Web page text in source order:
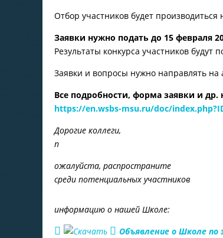
Отбор участников будет производиться
Заявки нужно подать до 15 февраля
Результаты конкурса участников будут
Заявки и вопросы нужно направлять на
Все подробности, форма заявки и др.
https://en.wsbs-msu.ru/doc/
Дорогие коллеги,
п
ожалуйста, распространите
среди потенциальных участников
информацию о нашей Школе:
Объявление о Школе по